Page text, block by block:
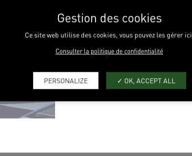
Fil
d'Ariane
Accueil Team Moto Todd Kellet
Gestion des cookies
Ce site web utilise des cookies, vous pouvez les gérer ici.
Consulter la politique de confidentialité
PERSONALIZE OK, ACCEPT ALL